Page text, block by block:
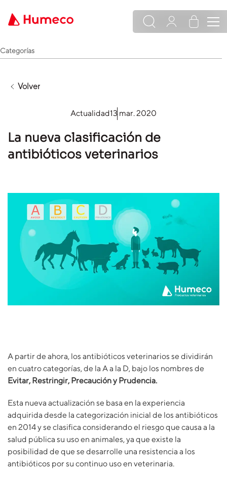
Categorías
Volver
Actualidad13 mar. 2020
La nueva clasificación de
antibióticos veterinarios
A partir de ahora, los antibióticos veterinarios se dividirán
en cuatro categorías, de la A a la D, bajo los nombres de
Evitar, Restringir, Precaución y Prudencia.
Esta nueva actualización se basa en la experiencia
adquirida desde la categorización inicial de los antibióticos
en 2014 y se clasifica considerando el riesgo que causa a la
salud pública su uso en animales, ya que existe la
posibilidad de que se desarrolle una resistencia a los
antibióticos por su continuo uso en veterinaria.